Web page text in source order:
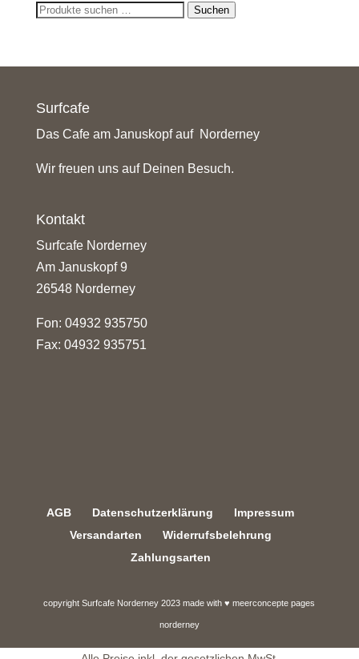
Suchen
Suchen
Surfcafe
Das Cafe am Januskopf auf Norderney
Wir freuen uns auf Deinen Besuch.
Kontakt
Surfcafe Norderney
Am Januskopf 9
26548 Norderney
Fon: 04932 935750
Fax: 04932 935751
AGB Datenschutzerklärung
Impressum
Versandarten
Widerrufsbelehrung
Zahlungsarten
copyright Surfcafe Norderney 2023 made with ♥ meerconcepte pages
norderney